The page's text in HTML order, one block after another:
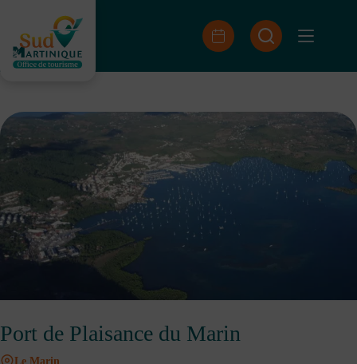
content
Port de Plaisance du Marin
Le Marin